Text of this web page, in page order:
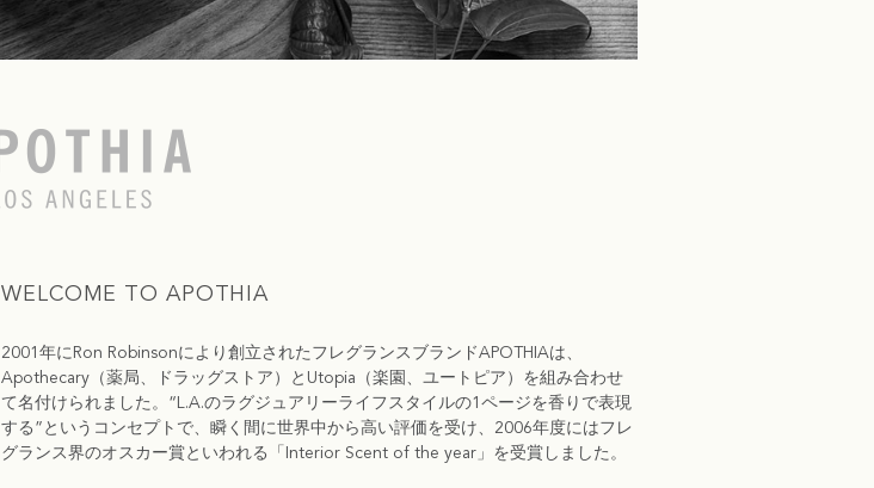
WELCOME TO APOTHIA
2001年にRon Robinsonにより創立されたフレグランスブランドAPOTHIAは、
Apothecary（薬局、ドラッグストア）とUtopia（楽園、ユートピア）を組み合わせ
て名付けられました。“L.A.のラグジュアリーライフスタイルの1ページを香りで表現
する”というコンセプトで、瞬く間に世界中から高い評価を受け、2006年度にはフレ
グランス界のオスカー賞といわれる「Interior Scent of the year」を受賞しました。